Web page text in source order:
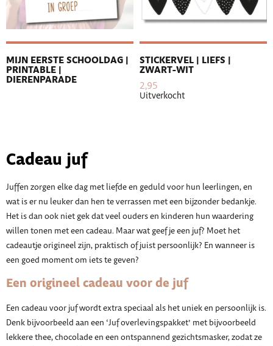
MIJN EERSTE SCHOOLDAG |
PRINTABLE |
DIERENPARADE
STICKERVEL | LIEFS |
ZWART-WIT
2,95
Uitverkocht
Cadeau juf
Juffen zorgen elke dag met liefde en geduld voor hun leerlingen, en
wat is er nu leuker dan hen te verrassen met een bijzonder bedankje.
Het is dan ook niet gek dat veel ouders en kinderen hun waardering
willen tonen met een cadeau. Maar wat geef je een juf? Moet het
cadeautje origineel zijn, praktisch of juist persoonlijk? En wanneer is
een goed moment om iets te geven?
Een origineel cadeau voor de juf
Een cadeau voor juf wordt extra speciaal als het uniek en persoonlijk is.
Denk bijvoorbeeld aan een ‘Juf overlevingspakket’ met bijvoorbeeld
lekkere thee, chocolade en een ontspannend gezichtsmasker, zodat ze